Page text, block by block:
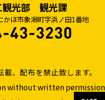
光部 観光課
かほ市象潟町字浜ノ田1番地
、配布を禁止致します。
without written permission